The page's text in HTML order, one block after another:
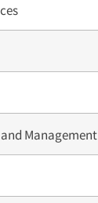
Management